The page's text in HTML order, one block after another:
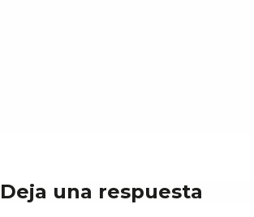
Deja una respuesta